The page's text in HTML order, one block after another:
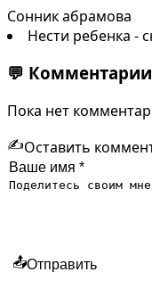
Сонник абрамова
Нести ребенка -
💬 Комментарии
Пока нет
✍️Оставить
📤Отправить